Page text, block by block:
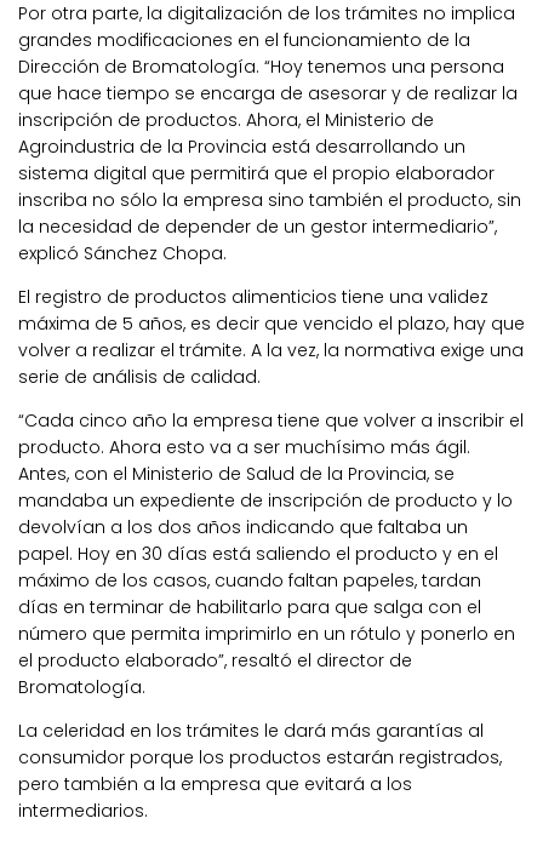
Por otra parte, la digitalización de los trámites no implica
grandes modificaciones en el funcionamiento de la
Dirección de Bromatología. “Hoy tenemos una persona
que hace tiempo se encarga de asesorar y de realizar la
inscripción de productos. Ahora, el Ministerio de
Agroindustria de la Provincia está desarrollando un
sistema digital que permitirá que el propio elaborador
inscriba no sólo la empresa sino también el producto, sin
la necesidad de depender de un gestor intermediario”,
explicó Sánchez Chopa.
El registro de productos alimenticios tiene una validez
máxima de 5 años, es decir que vencido el plazo, hay que
volver a realizar el trámite. A la vez, la normativa exige una
serie de análisis de calidad.
“Cada cinco año la empresa tiene que volver a inscribir el
producto. Ahora esto va a ser muchísimo más ágil.
Antes, con el Ministerio de Salud de la Provincia, se
mandaba un expediente de inscripción de producto y lo
devolvían a los dos años indicando que faltaba un
papel. Hoy en 30 días está saliendo el producto y en el
máximo de los casos, cuando faltan papeles, tardan
días en terminar de habilitarlo para que salga con el
número que permita imprimirlo en un rótulo y ponerlo en
el producto elaborado”, resaltó el director de
Bromatología.
La celeridad en los trámites le dará más garantías al
consumidor porque los productos estarán registrados,
pero también a la empresa que evitará a los
intermediarios.